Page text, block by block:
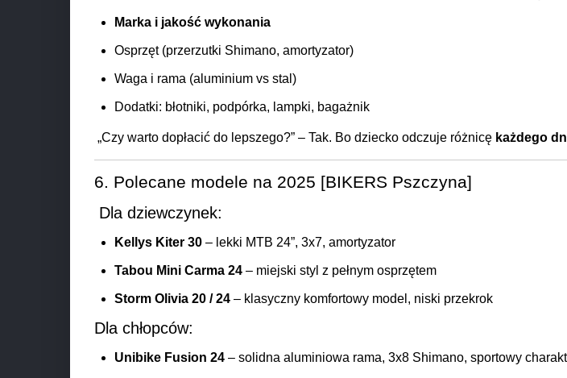
Marka i jakość wykonania
Osprzęt (przerzutki Shimano, amortyzator)
Waga i rama (aluminium vs stal)
Dodatki: błotniki, podpórka, lampki, bagażnik
„Czy warto dopłacić do lepszego?” – Tak. Bo dziecko odczuje różnicę każdego
6. Polecane modele na 2025 [BIKERS Pszczyna]
Dla dziewczynek:
Kellys Kiter 30 – lekki MTB 24”, 3x7, amortyzator
Tabou Mini Carma 24 – miejski styl z pełnym osprzętem
Storm Olivia 20 / 24 – klasyczny komfortowy model, niski przekrok
Dla chłopców:
Unibike Fusion 24 – solidna aluminiowa rama, 3x8 Shimano, sportowy